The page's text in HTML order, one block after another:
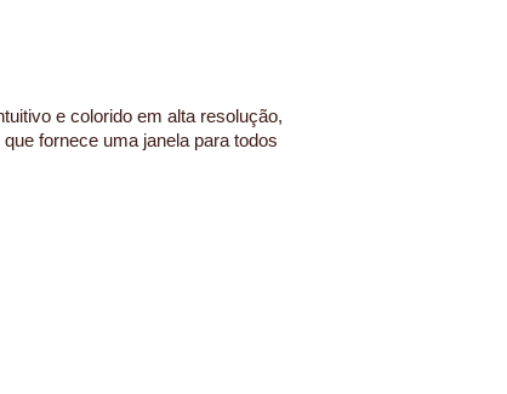
e colorido em alta resolução,
fornece uma janela para todos